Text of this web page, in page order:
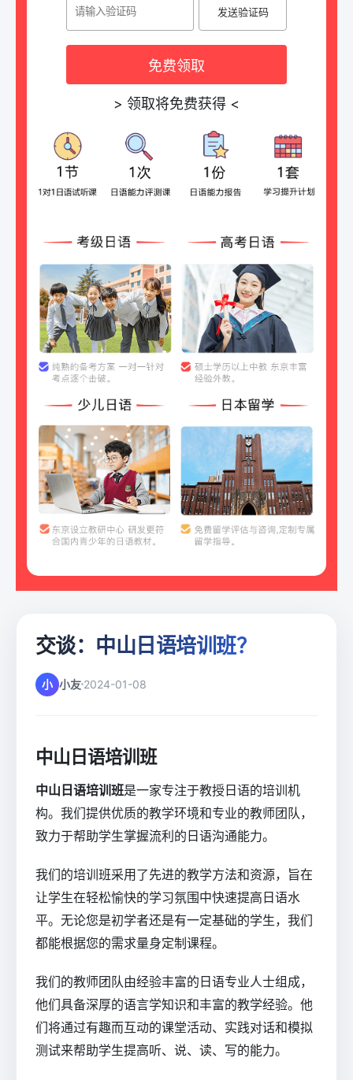
发送验证码
免费领取
> 领取将免费获得 <
交谈：中山日语培训班？
小 小友 2024-01-08
中山日语培训班
中山日语培训班是一家专注于教授日语的培训机
构。我们提供优质的教学环境和专业的教师团队，
致力于帮助学生掌握流利的日语沟通能力。
我们的培训班采用了先进的教学方法和资源，旨在
让学生在轻松愉快的学习氛围中快速提高日语水
平。无论您是初学者还是有一定基础的学生，我们
都能根据您的需求量身定制课程。
我们的教师团队由经验丰富的日语专业人士组成，
他们具备深厚的语言学知识和丰富的教学经验。他
们将通过有趣而互动的课堂活动、实践对话和模拟
测试来帮助学生提高听、说、读、写的能力。